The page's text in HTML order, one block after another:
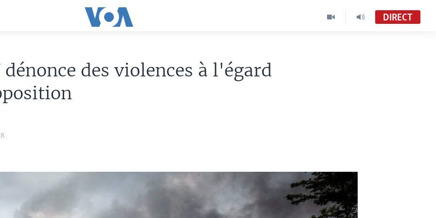
DIRECT
dénonce des violences à l'égard